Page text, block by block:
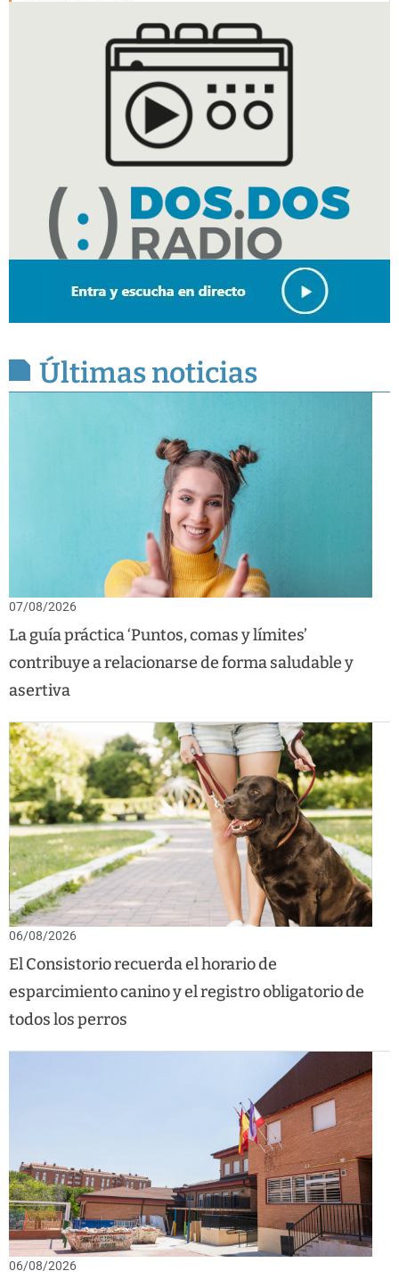
Últimas noticias
07/08/2026
La guía práctica ‘Puntos, comas y límites’
contribuye a relacionarse de forma saludable y
asertiva
06/08/2026
El Consistorio recuerda el horario de
esparcimiento canino y el registro obligatorio de
todos los perros
06/08/2026